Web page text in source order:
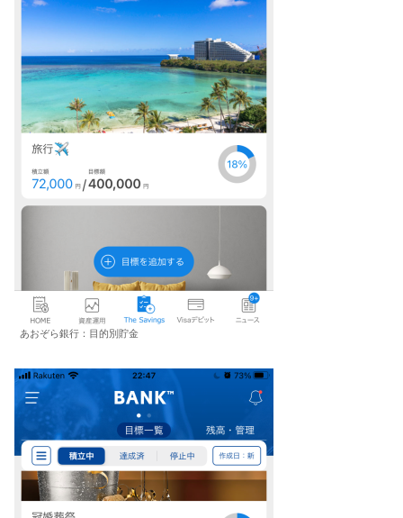
あおぞら銀行：目的別貯金